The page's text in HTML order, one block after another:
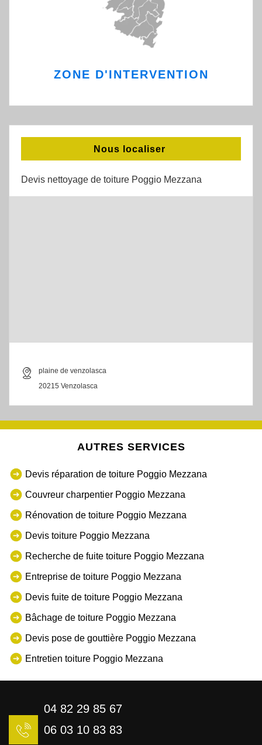
ZONE D'INTERVENTION
Nous localiser
Devis nettoyage de toiture Poggio Mezzana
plaine de venzolasca
20215 Venzolasca
AUTRES SERVICES
Devis réparation de toiture Poggio Mezzana
Couvreur charpentier Poggio Mezzana
Rénovation de toiture Poggio Mezzana
Devis toiture Poggio Mezzana
Recherche de fuite toiture Poggio Mezzana
Entreprise de toiture Poggio Mezzana
Devis fuite de toiture Poggio Mezzana
Bâchage de toiture Poggio Mezzana
Devis pose de gouttière Poggio Mezzana
Entretien toiture Poggio Mezzana
04 82 29 85 67
06 03 10 83 83